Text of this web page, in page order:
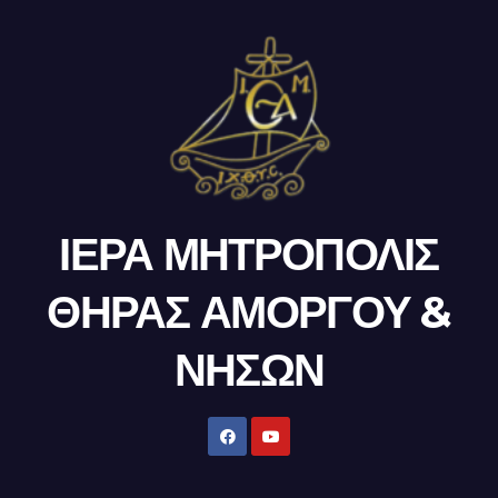
ΙΕΡΑ ΜΗΤΡΟΠΟΛΙΣ
ΘΗΡΑΣ ΑΜΟΡΓΟΥ &
ΝΗΣΩΝ